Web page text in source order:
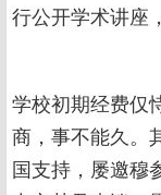
行公开学术讲座
学校初期经费仅
商，事不能久。
国支持，屡邀穆